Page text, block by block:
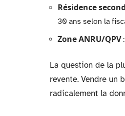
Résidence
30 ans selon la
Zone ANRU/QPV:
La question de la
revente. Vendre un
radicalement la